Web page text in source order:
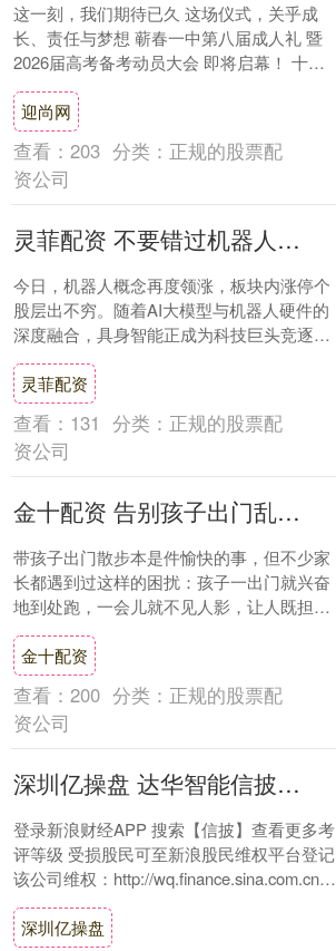
这一刻，我们期待已久 这场仪式，关乎成
长、责任与梦想 蕲春一中第八届成人礼 暨
2026届高考备考动员大会 即将启幕！ 十八
而志承大任，踔厉奋发向未来 10月7日....
迎尚网
查看： 203 分类： 正规的股票配
资公司
灵菲配资 不要错过机器人这条主线的上涨机会！
今日，机器人概念再度领涨，板块内涨停个
股层出不穷。随着AI大模型与机器人硬件的
深度融合，具身智能正成为科技巨头竞逐的
下一个风口。高工机器人产业研究所预计，
到20....
灵菲配资
查看： 131 分类： 正规的股票配
资公司
金十配资 告别孩子出门乱跑！用这些方法让散步更愉快！
带孩子出门散步本是件愉快的事，但不少家
长都遇到过这样的困扰：孩子一出门就兴奋
地到处跑，一会儿就不见人影，让人既担心
又疲惫。其实，只要掌握几个小方法，就能
让整个过....
金十配资
查看： 200 分类： 正规的股票配
资公司
深圳亿操盘 达华智能信披顽疾难改？突遭监管立案，现征集受损投资者！
登录新浪财经APP 搜索【信披】查看更多考
评等级 受损股民可至新浪股民维权平台登记
该公司维权：http://wq.finance.sina.com.cn/
关注....
深圳亿操盘